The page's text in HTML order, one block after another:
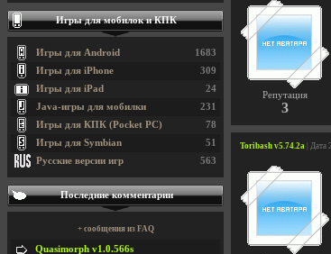
Репутация
3
Toribash v5.74.2a |
Игры для мобилок и КПК
1683
Игры для Android
309
Игры для iPhone
24
Игры для iPad
231
Java-игры для мобилки
78
Игры для КПК (Pocket PC)
51
Игры для Symbian
563
Русские версии игр
Последние комментарии
+ сообщения из FAQ
Quasimorph v1.0.566s